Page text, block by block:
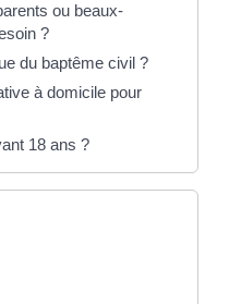
ou beaux-
?
du baptême civil ?
à domicile pour
18 ans ?